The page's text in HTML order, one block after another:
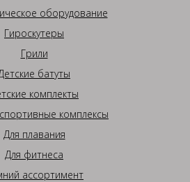
оборудование
Гироскутеры
Грили
батуты
комплекты
комплексы
Для плавания
Для фитнеса
ассортимент